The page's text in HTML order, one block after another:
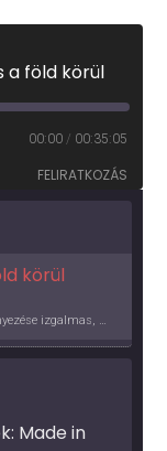
a föld körül
00:00 / 00:35:05
FELIRATKOZÁS
körül
Az UNICEF Magyarország jótékonysági kezdeményezése izgalmas, egész éves világkörüli ízutazásra hív, igazi családi program és gasztroedukáció, illetve segítség a rászorulóknak is egyben.
Made in